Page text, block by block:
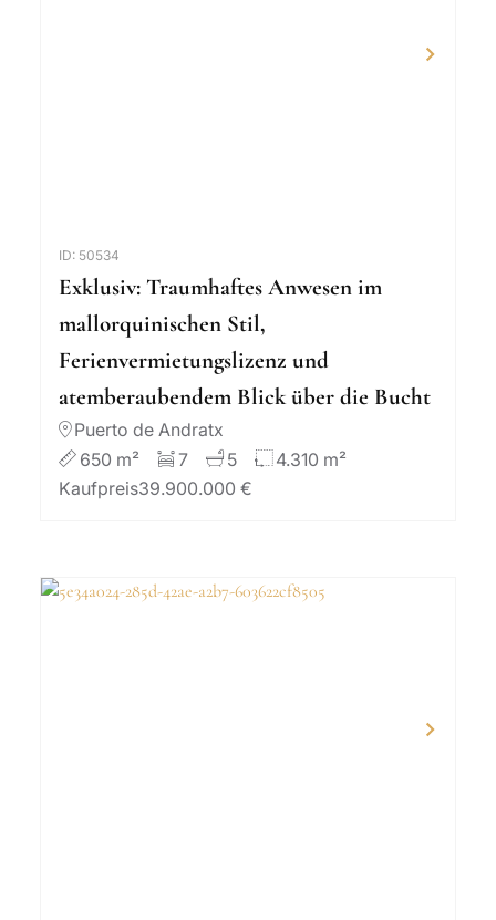
ID: 50534
Exklusiv: Traumhaftes Anwesen im
mallorquinischen Stil,
Ferienvermietungslizenz und
atemberaubendem Blick über die Bucht
Puerto de Andratx
650 m²
7 5
4.310 m²
Kaufpreis39.900.000 €